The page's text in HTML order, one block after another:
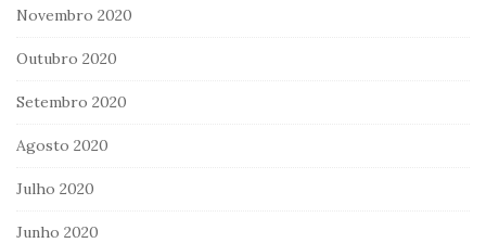
Novembro 2020
Outubro 2020
Setembro 2020
Agosto 2020
Julho 2020
Junho 2020